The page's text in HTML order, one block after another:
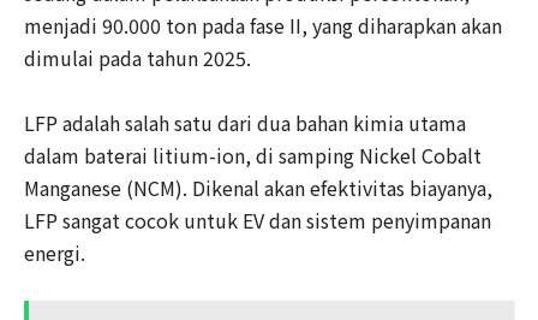
menjadi 90.000 ton pada fase II, yang diharapkan akan
dimulai pada tahun 2025.
LFP adalah salah satu dari dua bahan kimia utama
dalam baterai litium-ion, di samping Nickel Cobalt
Manganese (NCM). Dikenal akan efektivitas biayanya,
LFP sangat cocok untuk EV dan sistem penyimpanan
energi.